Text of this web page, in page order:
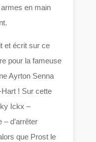
en main
et écrit sur ce
pour la fameuse
Ayrton Senna
! Sur cette
Ickx –
d’arrêter
que Prost le